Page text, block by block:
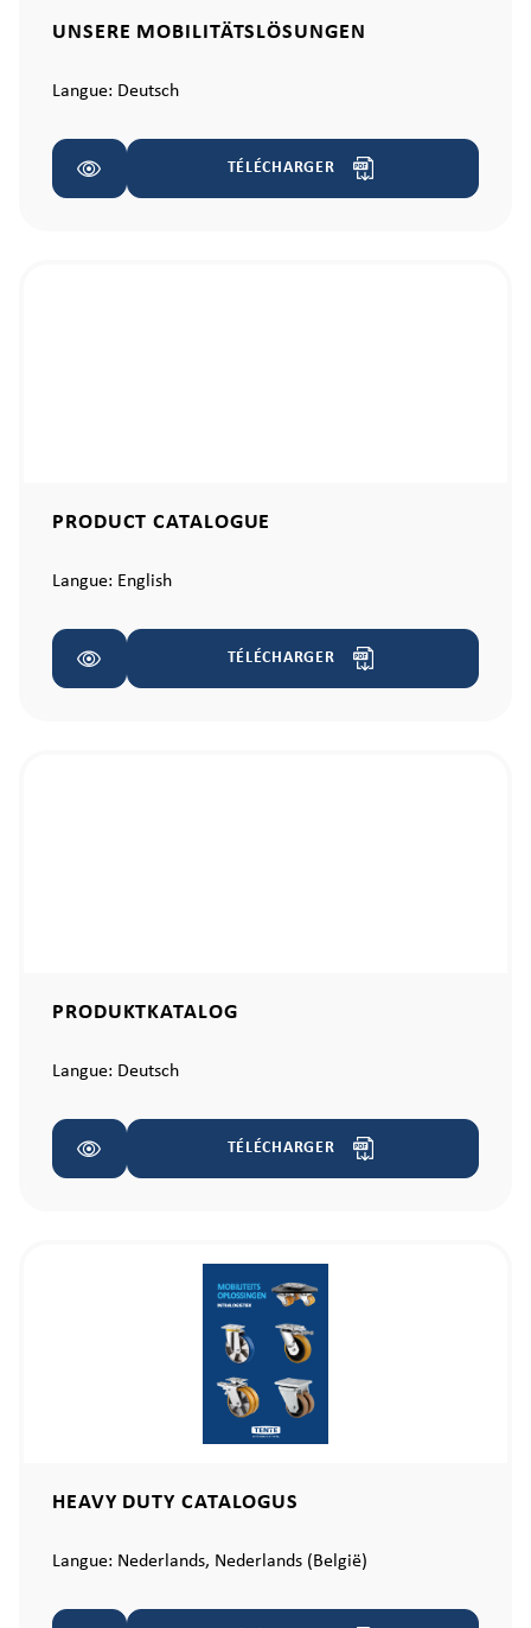
UNSERE MOBILITÄTSLÖSUNGEN
Langue: Deutsch
TÉLÉCHARGER
PRODUCT CATALOGUE
Langue: English
TÉLÉCHARGER
PRODUKTKATALOG
Langue: Deutsch
TÉLÉCHARGER
HEAVY DUTY CATALOGUS
Langue: Nederlands, Nederlands (België)